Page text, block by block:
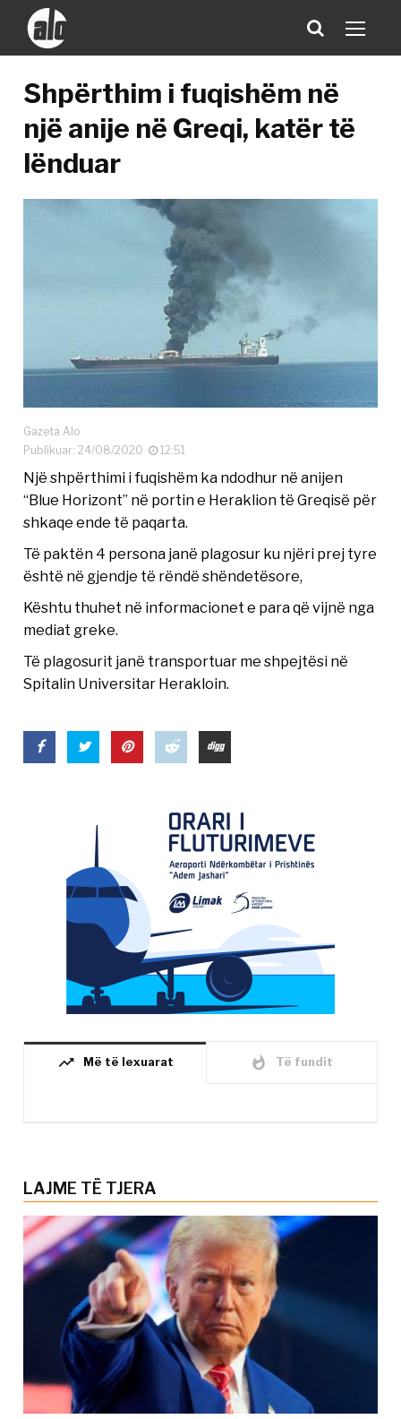
Shpërthim i fuqishëm në
një anije në Greqi, katër të
lënduar
Gazeta Alo
Publikuar: 24/08/2020
12:51
Një shpërthimi i fuqishëm ka ndodhur në anijen
“Blue Horizont” në portin e Heraklion të Greqisë për
shkaqe ende të paqarta.
Të paktën 4 persona janë plagosur ku njëri prej tyre
është në gjendje të rëndë shëndetësore,
Kështu thuhet në informacionet e para që vijnë nga
mediat greke.
Të plagosurit janë transportuar me shpejtësi në
Spitalin Universitar Herakloin.
trending_up Më të lexuarat whatshot Të fundit
LAJME TË TJERA